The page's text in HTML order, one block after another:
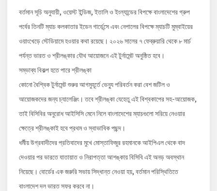
বর্তমান সূচি অনুযায়ী, ওয়েস্ট ইন্ডিজ, ইতালি ও ইংল্যান্ডের বিপক্ষে বাংলাদেশের গ্রুপ
পর্বের তিনটি ম্যাচ কলকাতার ইডেন গার্ডেন্সে এবং নেপালের বিপক্ষে ম্যাচটি মুম্বাইয়ের
ওয়াংখেড়ে স্টেডিয়ামে হওয়ার কথা রয়েছে। ২০২৬ সালের ৭ ফেব্রুয়ারি থেকে ৮ মার্চ
পর্যন্ত ভারত ও শ্রীলঙ্কার যৌথ আয়োজনে এই টুর্নামেন্ট অনুষ্ঠিত হবে।
সম্ভাব্য বিকল্প হতে পারে শ্রীলঙ্কা
কোনো বৈশ্বিক টুর্নামেন্ট শুরুর আগমুহূর্তে ভেন্যু পরিবর্তন করা বেশ জটিল ও
আয়োজকদের জন্য চ্যালেঞ্জিং। তবে শ্রীলঙ্কা যেহেতু এই বিশ্বকাপের সহ-আয়োজক,
তাই বিসিবির অনুরোধ আইসিসি মেনে নিলে বাংলাদেশের ম্যাচগুলো সরিয়ে নেওয়ার
ক্ষেত্রে শ্রীলঙ্কাই হবে প্রথম ও স্বাভাবিক পছন্দ।
ধর্মীয় উগ্রবাদীদের প্রতিবাদের মুখে মোস্তাফিজুর রহমানকে আইপিএল থেকে বাদ
দেওয়ার পর ভারতে যাতায়াত ও নিরাপত্তা আশঙ্কায় বিসিবি এই অনড় অবস্থান
নিয়েছে। বোর্ডের এক জরুরি সভায় সিদ্ধান্ত নেওয়া হয়, বর্তমান পরিস্থিতিতে
বাংলাদেশ দল ভারত সফর করবে না।